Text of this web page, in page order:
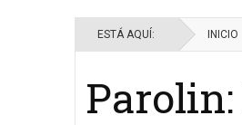
ESTÁ AQUÍ: INICIO